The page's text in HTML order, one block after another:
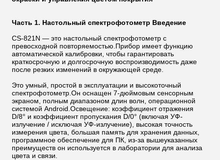
Часть 1. Настольный спектрофотометр Введение
CS-821N — это настольный спектрофотометр с
превосходной повторяемостью.Прибор имеет функцию
автоматической калибровки, чтобы гарантировать
краткосрочную и долгосрочную воспроизводимость даже
после резких изменений в окружающей среде.
Это умный, простой в эксплуатации и высокоточный
спектрофотометр.Он оснащен 7-дюймовым сенсорным
экраном, полным диапазоном длин волн, операционной
системой Android.Освещение: коэффициент отражения
D/8° и коэффициент пропускания D/0° (включая УФ-
излучение / исключая УФ-излучение), высокая точность
измерения цвета, большая память для хранения данных,
программное обеспечение для ПК, из-за вышеуказанных
преимуществ он используется в лаборатории для анализа
цвета и связи.